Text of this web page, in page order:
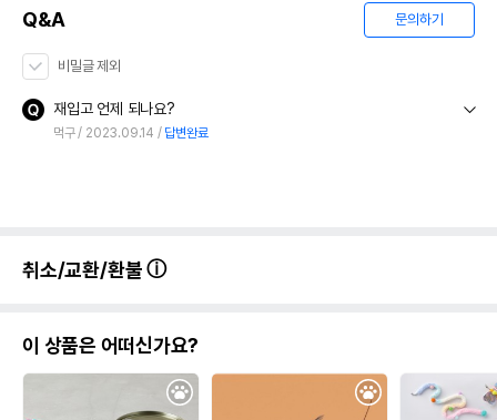
Q&A 문의하기
비밀글 제외
재입고 언제 되나요?
먹구 2023.09.14 답변완료
취소/교환/환불
이 상품은 어떠신가요?